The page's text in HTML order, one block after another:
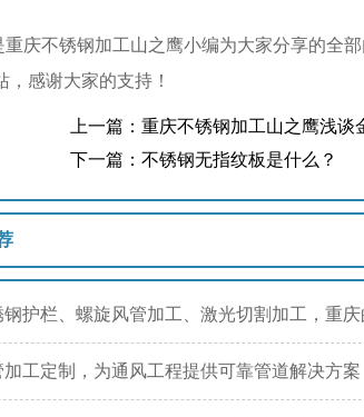
不锈钢加工山之鹰小编为大家分享的全部
，感谢大家的支持！
上一篇：重庆不锈钢加工山之鹰浅
下一篇：不锈钢无指纹板是什么？
护栏、螺旋风管加工、激光切割加工，重
工定制，为通风工程提供可靠管道解决方案